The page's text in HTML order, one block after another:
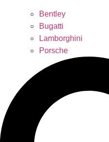
Bentley
Bugatti
Lamborghini
Porsche